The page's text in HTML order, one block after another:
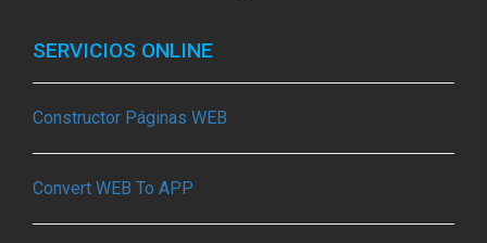
SERVICIOS ONLINE
Constructor Páginas WEB
Convert WEB To APP